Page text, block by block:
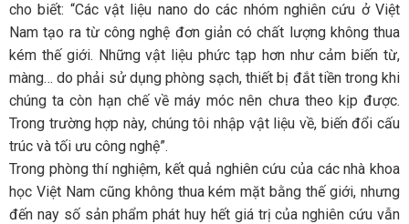
cho biết: “Các vật liệu nano do các nhóm nghiên cứu ở Việt
Nam tạo ra từ công nghệ đơn giản có chất lượng không thua
kém thế giới. Những vật liệu phức tạp hơn như cảm biến từ,
màng… do phải sử dụng phòng sạch, thiết bị đắt tiền trong khi
chúng ta còn hạn chế về máy móc nên chưa theo kịp được.
Trong trường hợp này, chúng tôi nhập vật liệu về, biến đổi cấu
trúc và tối ưu công nghệ”.
Trong phòng thí nghiệm, kết quả nghiên cứu của các nhà khoa
học Việt Nam cũng không thua kém mặt bằng thế giới, nhưng
đến nay số sản phẩm phát huy hết giá trị của nghiên cứu vẫn